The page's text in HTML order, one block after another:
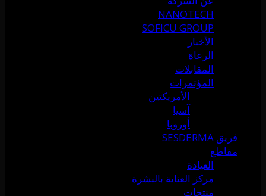
NANOTECH
SOFICU GROUP
الأخبار
الرعاة
المقابلات
المؤتمرات
الأمريكتين
آسيا
أوروبا
فريق SESDERMA
مقاطع
العيادة
مركز العناية بالبشرة
منتجات